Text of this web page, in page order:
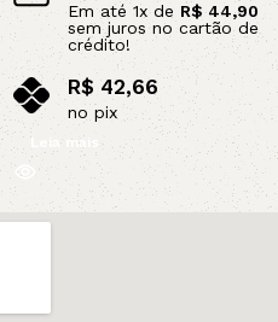
Em até 1x de R$44,90
sem juros no cartão de
crédito!
R$ 42,66
no pix
Leia mais